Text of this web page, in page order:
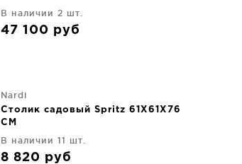
В наличии 2 шт.
47 100 руб
Nardi
Столик садовый Spritz 61X61X76
CM
В наличии 11 шт.
8 820 руб